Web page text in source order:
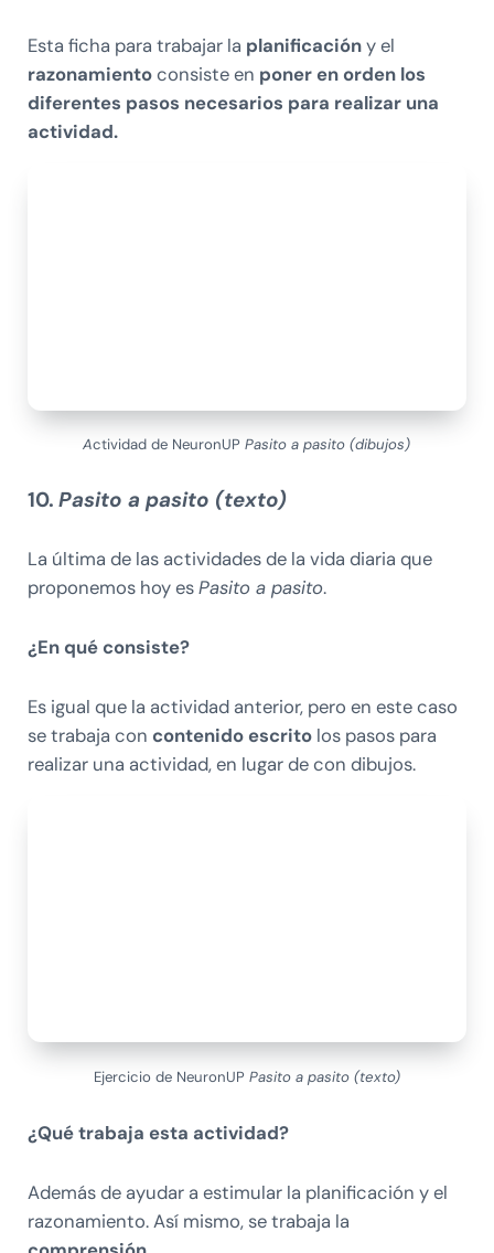
Esta ficha para trabajar la planificacióny el
razonamientoconsiste en poner en orden los
diferentes pasos necesarios para realizar una
actividad.
Actividad de NeuronUP Pasito a pasito (dibujos)
10. Pasito a pasito (texto)
La última de las actividades de la vida diaria que
proponemos hoy esPasito a pasito.
¿En qué consiste?
Es igual que la actividad anterior, pero en este caso
se trabaja con contenido escritolos pasos para
realizar una actividad, en lugar de con dibujos.
Ejercicio de NeuronUP Pasito a pasito (texto)
¿Qué trabaja esta actividad?
Además de ayudar a estimular la planificación y el
razonamiento. Así mismo, se trabaja la